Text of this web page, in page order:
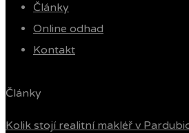
Články
Online odhad
Kontakt
Články
Kolik stojí realitní makléř v